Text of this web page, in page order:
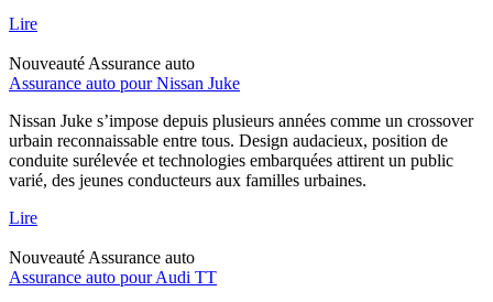
Lire
Nouveauté Assurance auto
Assurance auto pour Nissan Juke
Nissan Juke s’impose depuis plusieurs années comme un crossover
urbain reconnaissable entre tous. Design audacieux, position de
conduite surélevée et technologies embarquées attirent un public
varié, des jeunes conducteurs aux familles urbaines.
Lire
Nouveauté Assurance auto
Assurance auto pour Audi TT